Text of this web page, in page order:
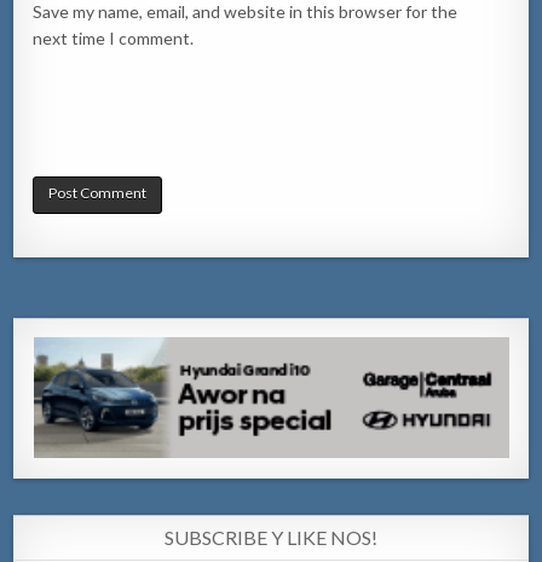
Save my name, email, and website in this browser for the
next time I comment.
SUBSCRIBE Y LIKE NOS!